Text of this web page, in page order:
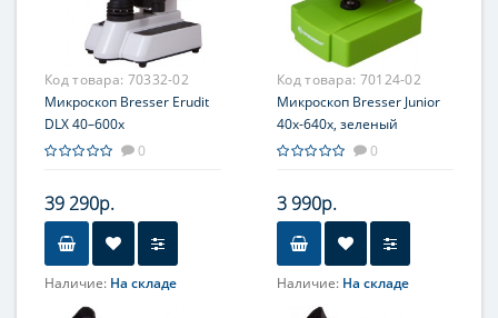
Фокусировка
Грубая; Точная
Код товара: 70332-02
Микроскоп Bresser Erudit
DLX 40–600x
0
39 290р.
Наличие: На складе
Объектив
Код товара: 70124-02
Микроскоп Bresser Junior
40x-640x, зеленый
0
3 990р.
Наличие: На складе
Объектив